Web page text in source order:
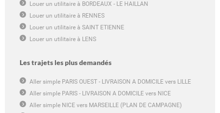
Louer un utilitaire à BORDEAUX - LE HAILLAN
Louer un utilitaire à RENNES
Louer un utilitaire à SAINT ETIENNE
Louer un utilitaire à LENS
Les trajets les plus demandés
Aller simple PARIS OUEST - LIVRAISON A DOMICILE vers LILLE
Aller simple PARIS - LIVRAISON A DOMICILE vers NICE
Aller simple NICE vers MARSEILLE (PLAN DE CAMPAGNE)